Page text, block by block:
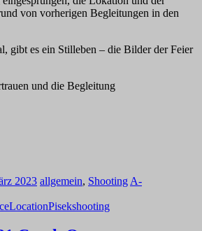
von vorherigen Begleitungen in den
gibt es ein Stilleben – die Bilder der Feier
und die Begleitung
2023 allgemein, Shooting A-
LocationPisekshooting